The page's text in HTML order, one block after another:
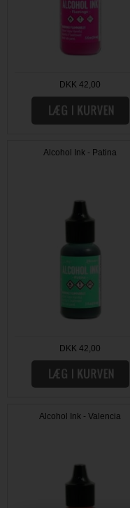
DKK 42,00
Alcohol Ink - Patina
DKK 42,00
Alcohol Ink - Valencia